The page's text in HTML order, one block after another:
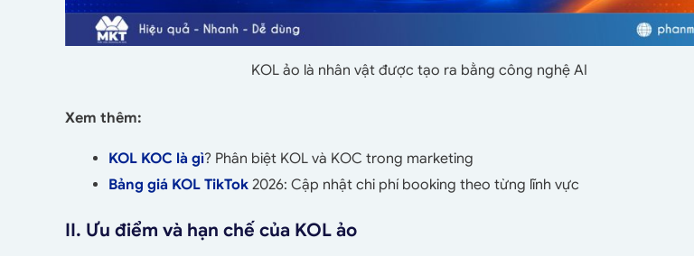
KOL ảo là nhân vật được tạo ra bằng công nghệ AI
Xem thêm:
KOL KOC là gì? Phân biệt KOL và KOC trong marketing
Bảng giá KOL TikTok 2026: Cập nhật chi phí booking theo từng lĩnh vực
II. Ưu điểm và hạn chế của KOL ảo